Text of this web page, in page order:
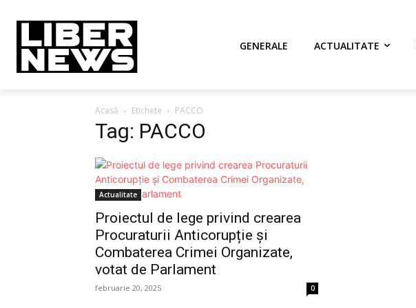
GENERALE ACTUALITATE
Acasă Etichete PACCO
Tag: PACCO
Actualitate
Proiectul de lege privind crearea
Procuraturii Anticorupție și
Combaterea Crimei Organizate,
votat de Parlament
februarie 20, 2025 0